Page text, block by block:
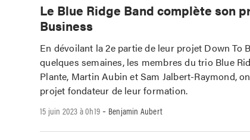
Le Blue Ridge Band complète son
Business
En dévoilant la 2e partie de leur projet Down To
quelques semaines, les membres du trio Blue
Plante, Martin Aubin et Sam Jalbert-Raymond,
projet fondateur de leur formation.
15 juin 2023 à 0h19 - Benjamin Aubert